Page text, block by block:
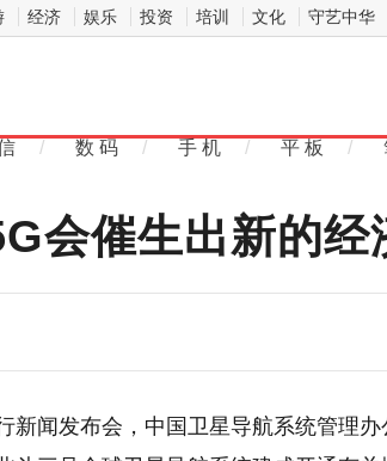
经济 娱乐 投资 培训 文化 守艺中华
/ 数 码 / 手 机 / 平 板 /
会催生出新的经
新闻发布会，中国卫星导航系统管理